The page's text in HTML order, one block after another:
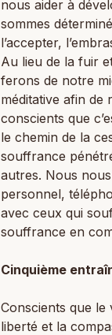
nous aider à
sommes
l’accepter,
Au lieu de la fuir
ferons de notre
méditative afin de
conscients que
le chemin de la
souffrance
autres. Nous
personnel,
avec ceux qui
souffrance en
Cinquième
Conscients que
liberté et la